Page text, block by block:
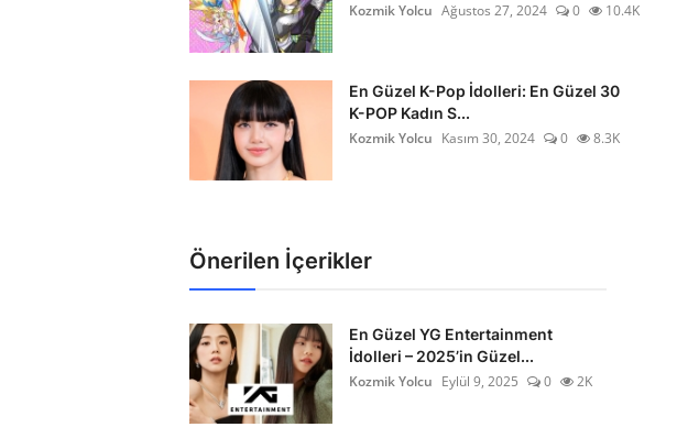
Kozmik Yolcu Ağustos 27, 2024 0 10.4K
En Güzel K-Pop İdolleri: En Güzel 30
K-POP Kadın S...
Kozmik Yolcu Kasım 30, 2024 0 8.3K
Önerilen İçerikler
En Güzel YG Entertainment
İdolleri – 2025’in Güzel...
Kozmik Yolcu Eylül 9, 2025 0 2K